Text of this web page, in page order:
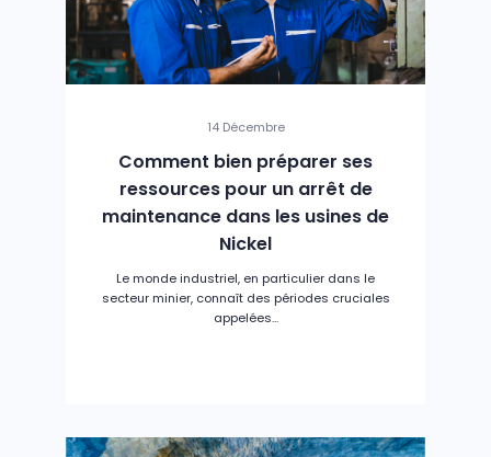
14 Décembre
Comment bien préparer ses
ressources pour un arrêt de
maintenance dans les usines de
Nickel
Le monde industriel, en particulier dans le
secteur minier, connaît des périodes cruciales
appelées...